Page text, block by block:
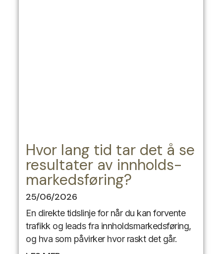
Hvor lang tid tar det å se
resultater av innholds-
markedsføring?
25/06/2026
En direkte tidslinje for når du kan forvente
trafikk og leads fra innholdsmarkedsføring,
og hva som påvirker hvor raskt det går.